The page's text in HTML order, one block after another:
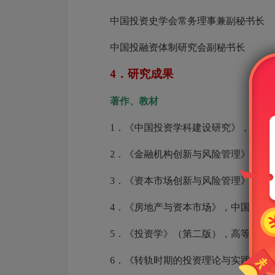
中国投资史学会常务理事兼副秘书长
中国投融资体制研究会副秘书长
4．研究成果
著作、教材
1．《中国投资学科建设研究》，高等
2．《金融机构创新与风险管理》，中
3．《资本市场创新与风险管理》，中
4．《房地产与资本市场》，中国金融
5．《投资学》（第二版），高等教育
6．《转轨时期的投资理论与实践》，